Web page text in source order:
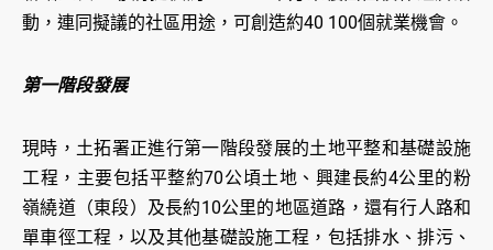
動，連同擬議的社區用途，可創造約40 100個就業機會。
第一階段發展
現時，土拓署正進行第一階段發展的土地平整和基礎設施
工程，主要包括平整約70公頃土地、興建長約4公里的粉
嶺繞道（東段）及長約10公里的地區道路，還有行人路和
單車徑工程，以及其他基礎設施工程，包括排水、排污、